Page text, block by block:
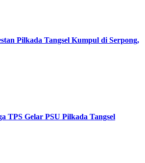
Pilkada Tangsel Kumpul di Serpong,
TPS Gelar PSU Pilkada Tangsel